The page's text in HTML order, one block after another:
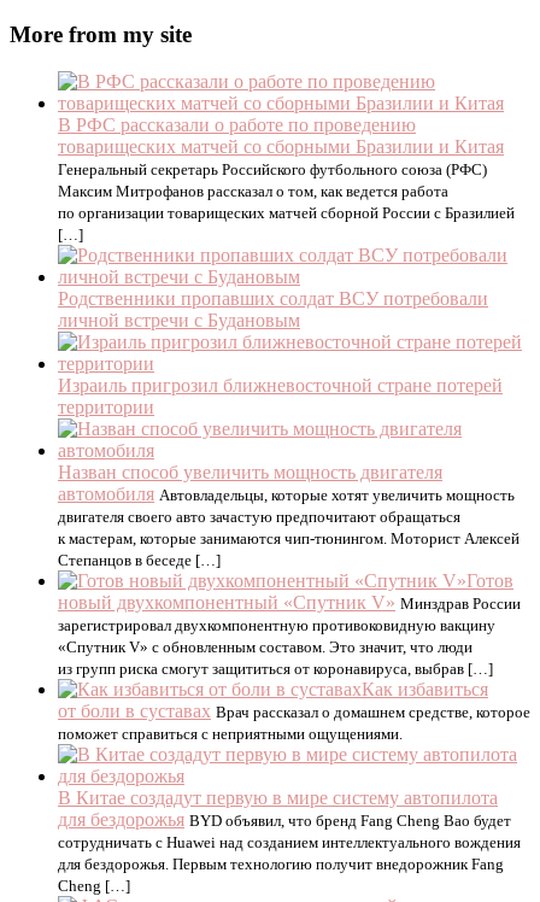
More from my site
В РФС рассказали о работе по проведению
товарищеских матчей со сборными Бразилии и Китая
Генеральный секретарь Российского футбольного союза (РФС)
Максим Митрофанов рассказал о том, как ведется работа
по организации товарищеских матчей сборной России с Бразилией
[…]
Родственники пропавших солдат ВСУ потребовали
личной встречи с Будановым
Израиль пригрозил ближневосточной стране потерей
территории
Назван способ увеличить мощность двигателя
автомобиля Автовладельцы, которые хотят увеличить мощность
двигателя своего авто зачастую предпочитают обращаться
к мастерам, которые занимаются чип-тюнингом. Моторист Алексей
Степанцов в беседе […]
Готов
новый двухкомпонентный «Спутник V» Минздрав России
зарегистрировал двухкомпонентную противоковидную вакцину
«Спутник V» с обновленным составом. Это значит, что люди
из групп риска смогут защититься от коронавируса, выбрав […]
Как избавиться
от боли в суставах Врач рассказал о домашнем средстве, которое
поможет справиться с неприятными ощущениями.
В Китае создадут первую в мире систему автопилота
для бездорожья BYD объявил, что бренд Fang Cheng Bao будет
сотрудничать с Huawei над созданием интеллектуального вождения
для бездорожья. Первым технологию получит внедорожник Fang
Cheng […]